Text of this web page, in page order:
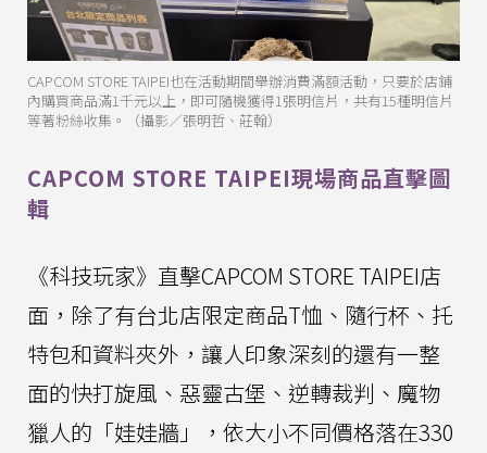
CAPCOM STORE TAIPEI也在活動期間舉辦消費滿額活動，只要於店鋪
內購買商品滿1千元以上，即可隨機獲得1張明信片，共有15種明信片
等著粉絲收集。（攝影／張明哲、莊翰）
CAPCOM STORE TAIPEI現場商品直擊圖
輯
《科技玩家》直擊CAPCOM STORE TAIPEI店
面，除了有台北店限定商品T恤、隨行杯、托
特包和資料夾外，讓人印象深刻的還有一整
面的快打旋風、惡靈古堡、逆轉裁判、魔物
獵人的「娃娃牆」，依大小不同價格落在330